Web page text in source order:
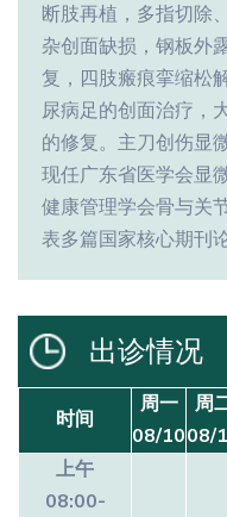
断肢再植，多指切除
杂创面缺损，钢板外
复，四肢瘢痕挛缩松
尿病足的创面治疗，
的修复。主刀创伤显
现任广东省医学会显
健康管理学会骨与关
表多篇国家核心期刊
出诊情况
时间
周一
08/10
周
08/
上午
08:00-